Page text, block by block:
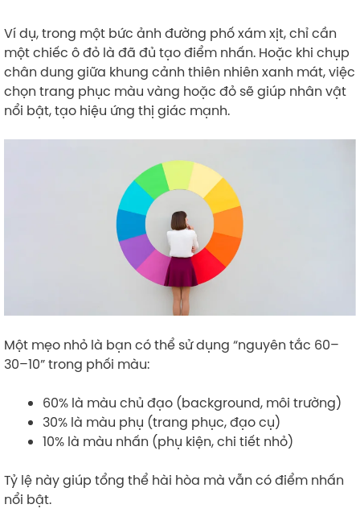
Ví dụ, trong một bức ảnh đường phố xám xịt, chỉ cần
một chiếc ô đỏ là đã đủ tạo điểm nhấn. Hoặc khi chụp
chân dung giữa khung cảnh thiên nhiên xanh mát, việc
chọn trang phục màu vàng hoặc đỏ sẽ giúp nhân vật
nổi bật, tạo hiệu ứng thị giác mạnh.
Một mẹo nhỏ là bạn có thể sử dụng “nguyên tắc 60–
30–10” trong phối màu:
60% là màu chủ đạo (background, môi trường)
30% là màu phụ (trang phục, đạo cụ)
10% là màu nhấn (phụ kiện, chi tiết nhỏ)
Tỷ lệ này giúp tổng thể hài hòa mà vẫn có điểm nhấn
nổi bật.